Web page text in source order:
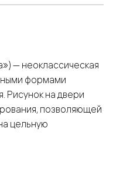
— неоклассическая
формами
Рисунок на двери
позволяющей
цельную